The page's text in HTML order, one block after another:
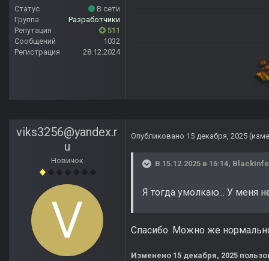
Статус
В сети
Группа
Разработчики
Репутация
511
Сообщений
1032
Регистрация
28.12.2024
viks3256@yandex.r
u
Новичок
Опубликовано 15 декабря, 2025
В 15.12.2025 в 16:14,
Я тогда умолкаю... У меня
Спасибо. Можно же
Изменено 15 декабря, 2025